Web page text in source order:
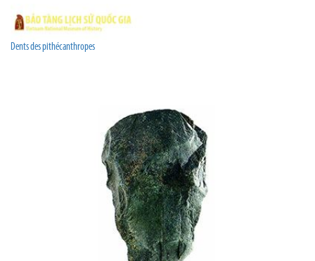
Dents des pithécanthropes